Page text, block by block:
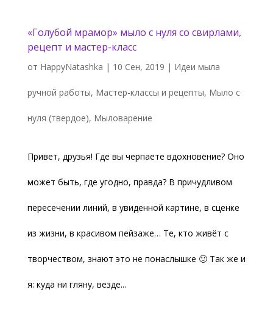
«Голубой мрамор» мыло с нуля со свирлами,
рецепт и мастер-класс
от HappyNatashka | 10 Сен, 2019 | Идеи мыла
ручной работы, Мастер-классы и рецепты, Мыло с
нуля (твердое), Мыловарение
Привет, друзья! Где вы черпаете вдохновение? Оно
может быть, где угодно, правда? В причудливом
пересечении линий, в увиденной картине, в сценке
из жизни, в красивом пейзаже… Те, кто живёт с
творчеством, знают это не понаслышке 🙂 Так же и
я: куда ни гляну, везде...